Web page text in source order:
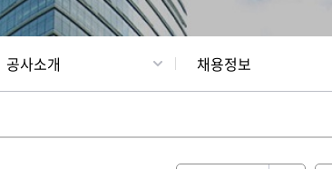
공사소개 채용정보